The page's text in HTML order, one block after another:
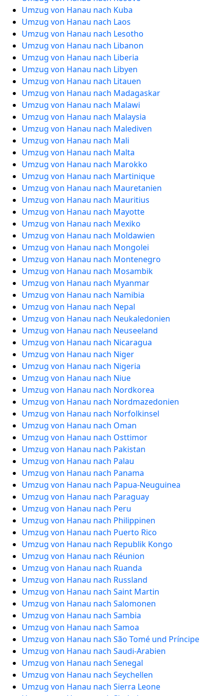
Umzug von Hanau nach Kuba
Umzug von Hanau nach Laos
Umzug von Hanau nach Lesotho
Umzug von Hanau nach Libanon
Umzug von Hanau nach Liberia
Umzug von Hanau nach Libyen
Umzug von Hanau nach Litauen
Umzug von Hanau nach Madagaskar
Umzug von Hanau nach Malawi
Umzug von Hanau nach Malaysia
Umzug von Hanau nach Malediven
Umzug von Hanau nach Mali
Umzug von Hanau nach Malta
Umzug von Hanau nach Marokko
Umzug von Hanau nach Martinique
Umzug von Hanau nach Mauretanien
Umzug von Hanau nach Mauritius
Umzug von Hanau nach Mayotte
Umzug von Hanau nach Mexiko
Umzug von Hanau nach Moldawien
Umzug von Hanau nach Mongolei
Umzug von Hanau nach Montenegro
Umzug von Hanau nach Mosambik
Umzug von Hanau nach Myanmar
Umzug von Hanau nach Namibia
Umzug von Hanau nach Nepal
Umzug von Hanau nach Neukaledonien
Umzug von Hanau nach Neuseeland
Umzug von Hanau nach Nicaragua
Umzug von Hanau nach Niger
Umzug von Hanau nach Nigeria
Umzug von Hanau nach Niue
Umzug von Hanau nach Nordkorea
Umzug von Hanau nach Nordmazedonien
Umzug von Hanau nach Norfolkinsel
Umzug von Hanau nach Oman
Umzug von Hanau nach Osttimor
Umzug von Hanau nach Pakistan
Umzug von Hanau nach Palau
Umzug von Hanau nach Panama
Umzug von Hanau nach Papua-Neuguinea
Umzug von Hanau nach Paraguay
Umzug von Hanau nach Peru
Umzug von Hanau nach Philippinen
Umzug von Hanau nach Puerto Rico
Umzug von Hanau nach Republik Kongo
Umzug von Hanau nach Réunion
Umzug von Hanau nach Ruanda
Umzug von Hanau nach Russland
Umzug von Hanau nach Saint Martin
Umzug von Hanau nach Salomonen
Umzug von Hanau nach Sambia
Umzug von Hanau nach Samoa
Umzug von Hanau nach São Tomé und Príncipe
Umzug von Hanau nach Saudi-Arabien
Umzug von Hanau nach Senegal
Umzug von Hanau nach Seychellen
Umzug von Hanau nach Sierra Leone